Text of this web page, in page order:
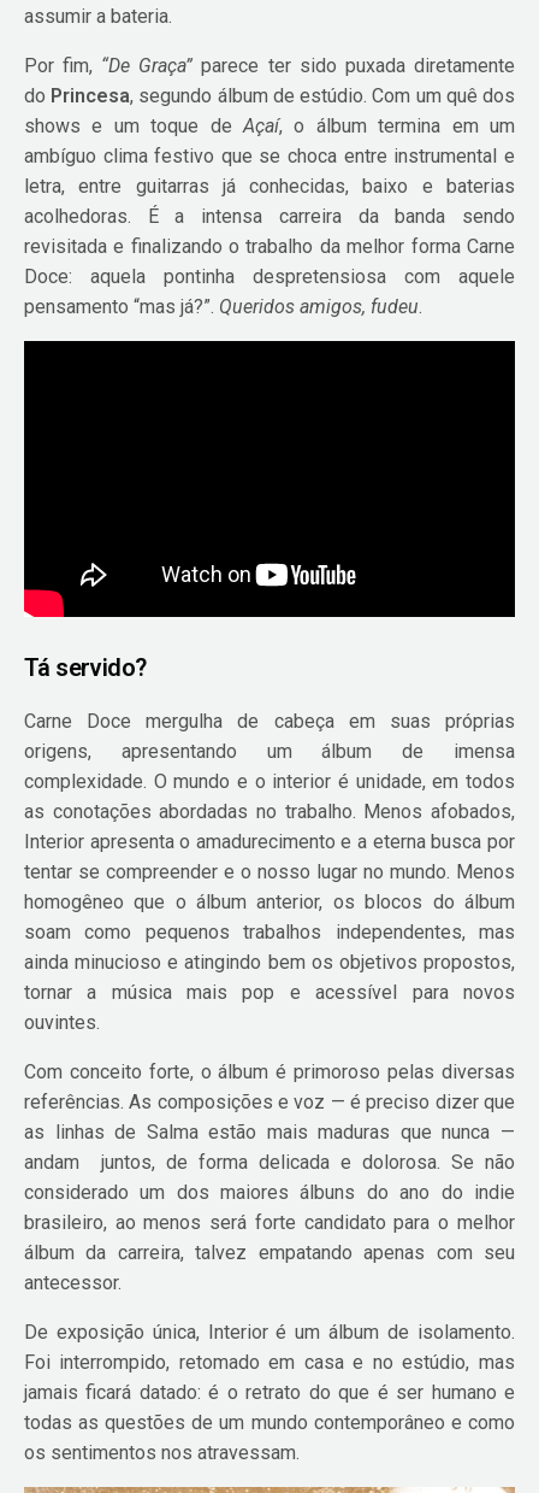
assumir a bateria.
Por fim, “De Graça” parece ter sido puxada diretamente
do Princesa, segundo álbum de estúdio. Com um quê dos
shows e um toque deAçaí, o álbum termina em um
ambíguo clima festivo que se choca entre instrumental e
letra, entre guitarras já conhecidas, baixo e baterias
acolhedoras. É a intensa carreira da banda sendo
revisitada e finalizando o trabalho da melhor forma Carne
Doce: aquela pontinha despretensiosa com aquele
pensamento “mas já?”. Queridos amigos, fudeu.
Tá servido?
Carne Doce mergulha de cabeça em suas próprias
origens, apresentando um álbum de imensa
complexidade. O mundo e o interior é unidade, em todos
as conotações abordadas no trabalho. Menos afobados,
Interior apresenta o amadurecimento e a eterna busca por
tentar se compreender e o nosso lugar no mundo. Menos
homogêneo que o álbum anterior, os blocos do álbum
soam como pequenos trabalhos independentes, mas
ainda minucioso e atingindo bem os objetivos propostos,
tornar a música mais pop e acessível para novos
ouvintes.
Com conceito forte, o álbum é primoroso pelas diversas
referências. As composições e voz — é preciso dizer que
as linhas de Salma estão mais maduras que nunca —
andam juntos, de forma delicada e dolorosa. Se não
considerado um dos maiores álbuns do ano do indie
brasileiro, ao menos será forte candidato para o melhor
álbum da carreira, talvez empatando apenas com seu
antecessor.
De exposição única, Interior é um álbum de isolamento.
Foi interrompido, retomado em casa e no estúdio, mas
jamais ficará datado: é o retrato do que é ser humano e
todas as questões de um mundo contemporâneo e como
os sentimentos nos atravessam.